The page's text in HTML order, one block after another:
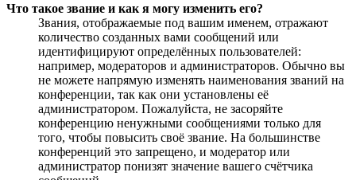
Что такое звание и как я могу изменить его?
Звания, отображаемые под вашим именем, отражают
количество созданных вами сообщений или
идентифицируют определённых пользователей:
например, модераторов и администраторов. Обычно вы
не можете напрямую изменять наименования званий на
конференции, так как они установлены её
администратором. Пожалуйста, не засоряйте
конференцию ненужными сообщениями только для
того, чтобы повысить своё звание. На большинстве
конференций это запрещено, и модератор или
администратор понизят значение вашего счётчика